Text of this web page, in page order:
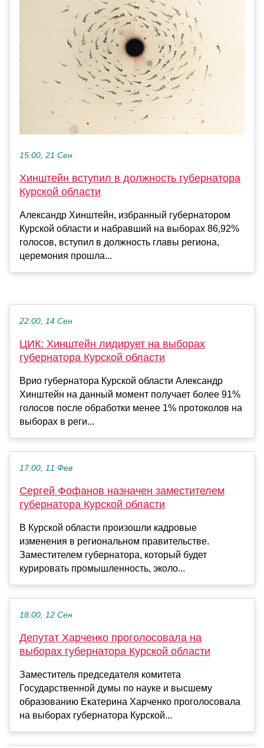
15:00, 21 Сен
Хинштейн вступил в должность губернатора
Курской области
Александр Хинштейн, избранный губернатором
Курской области и набравший на выборах 86,92%
голосов, вступил в должность главы региона,
церемония прошла...
22:00, 14 Сен
ЦИК: Хинштейн лидирует на выборах
губернатора Курской области
Врио губернатора Курской области Александр
Хинштейн на данный момент получает более 91%
голосов после обработки менее 1% протоколов на
выборах в реги...
17:00, 11 Фев
Сергей Фофанов назначен заместителем
губернатора Курской области
В Курской области произошли кадровые
изменения в региональном правительстве.
Заместителем губернатора, который будет
курировать промышленность, эколо...
18:00, 12 Сен
Депутат Харченко проголосовала на
выборах губернатора Курской области
Заместитель председателя комитета
Государственной думы по науке и высшему
образованию Екатерина Харченко проголосовала
на выборах губернатора Курской...